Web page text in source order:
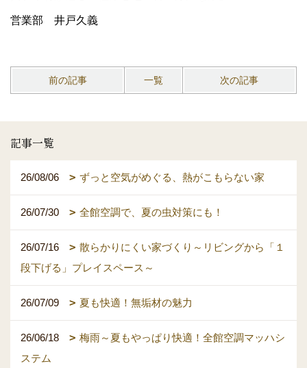
営業部 井戸久義
前の記事 一覧 次の記事
記事一覧
26/08/06 ずっと空気がめぐる、熱がこもらない家
26/07/30 全館空調で、夏の虫対策にも！
26/07/16
散らかりにくい家づくり～リビングから「１
段下げる」プレイスペース～
26/07/09 夏も快適！無垢材の魅力
26/06/18
梅雨～夏もやっぱり快適！全館空調マッハシ
ステム